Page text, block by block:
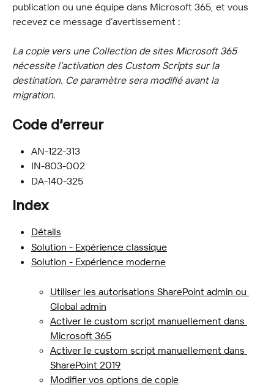
publication ou une équipe dans Microsoft 365, et vous
recevez ce message d’avertissement :
La copie vers une Collection de sites Microsoft 365
nécessite l’activation des Custom Scripts sur la
destination. Ce paramètre sera modifié avant la
migration.
Code d’erreur
AN-122-313
IN-803-002
DA-140-325
Index
Détails
Solution - Expérience classique
Solution - Expérience moderne
Utiliser les autorisations SharePoint admin ou
Global admin
Activer le custom script manuellement dans
Microsoft 365
Activer le custom script manuellement dans
SharePoint 2019
Modifier vos options de copie